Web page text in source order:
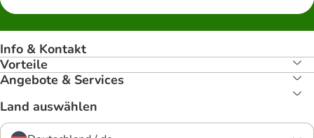
Info & Kontakt
Vorteile
Angebote & Services
Land auswählen